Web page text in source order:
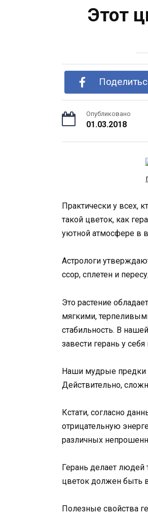
Этот
Опубликовано
01.03.2018
Практически у всех,
такой цветок, как
уютной атмосфере в
Астрологи
ссор, сплетен и
Это растение
мягкими,
стабильность. В
завести герань у
Наши мудрые предки
Действительно,
Кстати, согласно
отрицательную
различных
Герань делает людей
цветок должен быть
Полезные свойства